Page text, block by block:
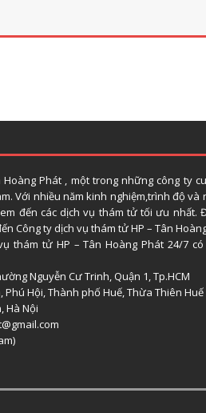
Phát , một trong những công ty
Với nhiều năm kinh nghiệm,trình độ và
đến các dịch vụ thám tử tối ưu nhất.
Công ty dịch vụ thám tử HP – Tân
thám tử HP – Tân Hoàng Phát 24/7
Nguyễn Cư Trinh, Quận 1, Tp.HCM
Phú Hội, Thành phố Huế, Thừa Thiên Huế
Hà Nội